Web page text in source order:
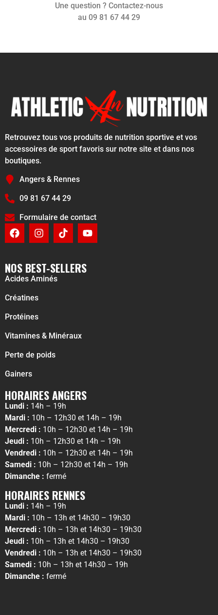
Une question ? Contactez-nous
au 09 81 67 44 29
Retrouvez tous vos produits de nutrition sportive et vos
accessoires de sport favoris sur notre site et dans nos
boutiques.
Angers & Rennes
09 81 67 44 29
Formulaire de contact
NOS BEST-SELLERS
Acides Aminés
Créatines
Protéines
Vitamines & Minéraux
Perte de poids
Gainers
HORAIRES ANGERS
Lundi : 14h – 19h
Mardi : 10h – 12h30 et 14h – 19h
Mercredi : 10h – 12h30 et 14h – 19h
Jeudi : 10h – 12h30 et 14h – 19h
Vendredi : 10h – 12h30 et 14h – 19h
Samedi : 10h – 12h30 et 14h – 19h
Dimanche : fermé
HORAIRES RENNES
Lundi : 14h – 19h
Mardi : 10h – 13h et 14h30 – 19h30
Mercredi : 10h – 13h et 14h30 – 19h30
Jeudi : 10h – 13h et 14h30 – 19h30
Vendredi : 10h – 13h et 14h30 – 19h30
Samedi : 10h – 13h et 14h30 – 19h
Dimanche : fermé